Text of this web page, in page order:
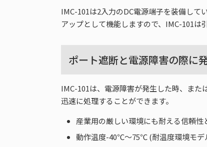
IMC-101は2入力のDC電源端子を装備して
アップとして機能しますので、IMC-101は
ポート遮断と電源障害の際に
IMC-101は、電源障害が発生した時、ま
迅速に処理することができます。
産業用の厳しい環境にも耐える信頼性
動作温度-40℃～75℃ (耐温度環境モデ